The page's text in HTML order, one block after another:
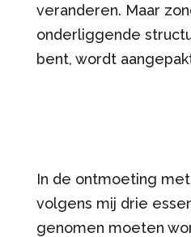
veranderen. Maar
onderliggende
bent, wordt
In de ontmoeting
volgens mij drie
genomen moeten